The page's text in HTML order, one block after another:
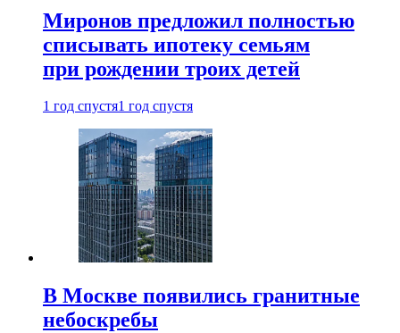
Миронов предложил полностью
списывать ипотеку семьям
при рождении троих детей
1 год спустя1 год спустя
В Москве появились гранитные
небоскребы